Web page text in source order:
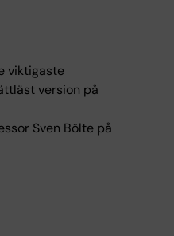
viktigaste
version på
Sven Bölte på